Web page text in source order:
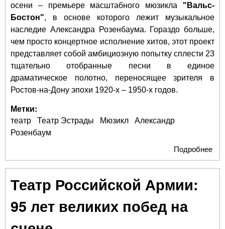
осени – премьере масштабного мюзикла "Вальс-
Бостон", в основе которого лежит музыкальное
наследие Александра Розенбаума. Гораздо больше,
чем просто концертное исполнение хитов, этот проект
представляет собой амбициозную попытку сплести 23
тщательно отобранные песни в единое
драматическое полотно, переносящее зрителя в
Ростов-на-Дону эпохи 1920-х – 1950-х годов.
Метки:
театр Театр Эстрады Мюзикл
Александр
Розенбаум
Подробнее
Театр Российской Армии:
95 лет великих побед на